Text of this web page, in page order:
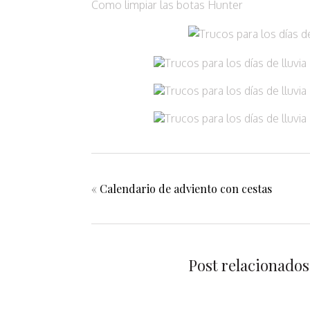
Como limpiar las botas Hunter
« Calendario de adviento con cestas
Post relacionados